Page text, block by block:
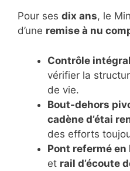
Pour ses dix ans, le
d’une remise à nu
Contrôle
vérifier la
de vie.
Bout-dehors
cadène d’étai
des efforts
Pont refermé
et rail d’écoute